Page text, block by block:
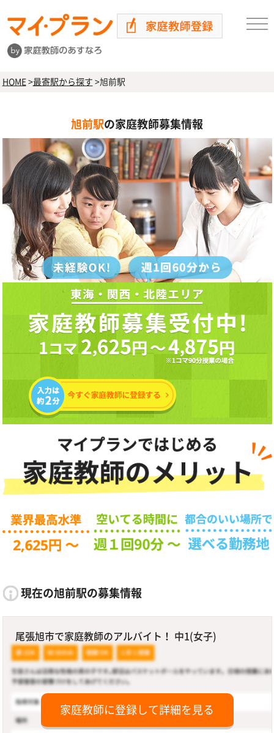
HOME>最寄駅から探す >旭前駅
旭前駅の家庭教師募集情報
現在の旭前駅の募集情報
尾張旭市で家庭教師のアルバイト！ 中1(女子)
家庭教師に登録して詳細を見る